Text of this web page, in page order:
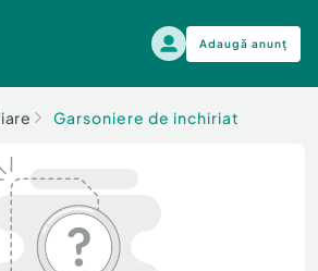
Adaugă anunț
si ambarcatiuni
Garsoniere de inchiriat